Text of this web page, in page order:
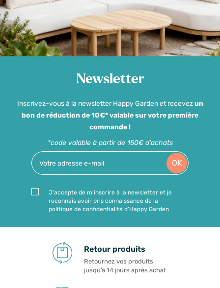
Newsletter
Inscrivez-vous à la newsletter Happy Garden et recevezun
bon de réduction de 10€* valable sur votre première
commande !
*code valable à partir de 150€ d'achats
OK
J'accepte de m'inscrire à la newsletter et je
reconnais avoir pris connaissance de la
politique de confidentialité d'Happy Garden
Retour produits
Retournez vos produits
jusqu’à 14 jours après achat